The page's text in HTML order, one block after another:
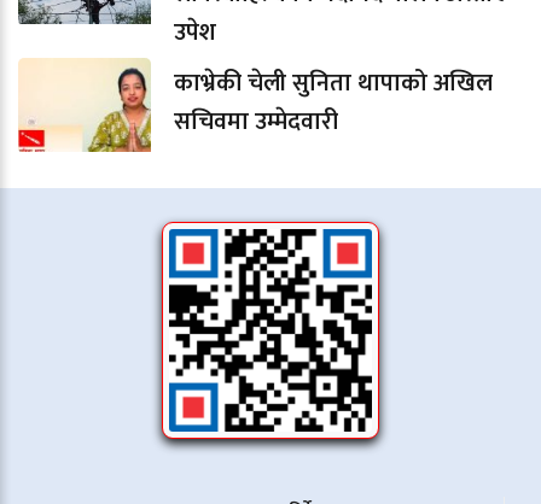
उपेश
काभ्रेकी चेली सुनिता थापाको अखिल
सचिवमा उम्मेदवारी